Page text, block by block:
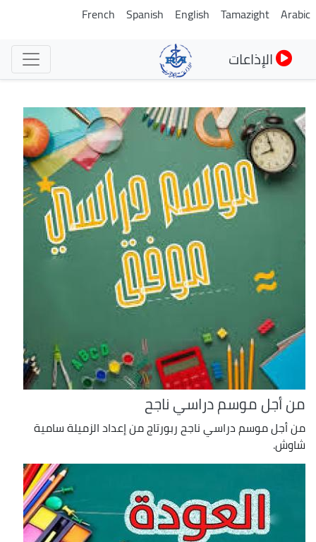
تجاوز
Arabic
Tamazight
English
Spanish
French
الإذاعات
من أجل موسم دراسي ناجح
من أجل موسم دراسي ناجح ربورتاج من إعداد الزميلة سامية
شاوش.